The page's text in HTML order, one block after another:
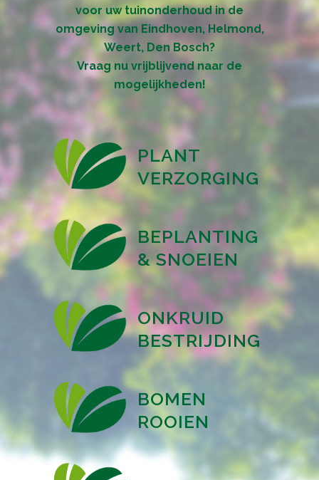
voor uw tuinonderhoud in de
omgeving van Eindhoven, Helmond,
Weert, Den Bosch?
Vraag nu vrijblijvend naar de
mogelijkheden!
PLANT
VERZORGING
BEPLANTING
& SNOEIEN
ONKRUID
BESTRIJDING
BOMEN
ROOIEN